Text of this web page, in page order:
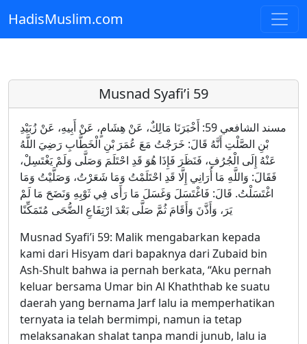
Skip to main content
HadisMuslim.com
Musnad Syafi’i 59
مسند الشافعي 59: أَخْبَرَنَا مَالِكٌ، عَنْ هِشَامٍ، عَنْ أَبِيهِ، عَنْ زُبَيْدِ
بْنِ الصَّلْتِ أَنَّهُ قَالَ: خَرَجْتُ مَعَ عُمَرَ بْنِ الْخَطَّابِ رَضِيَ اللَّهُ
عَنْهُ إِلَى الْجُرُفِ، فَنَظَرَ فَإِذَا هُوَ قَدِ احْتَلَمَ وَصَلَّى وَلَمْ يَغْتَسِلْ،
فَقَالَ: وَاللَّهِ مَا أُرَانِي إِلَّا قَدِ احْتَلَمْتُ وَمَا شَعَرْتُ، وَصَلَّيْتُ وَمَا
اغْتَسَلْتُ. قَالَ: فَاغْتَسَلَ وَغَسَلَ مَا رَأَى فِي ثَوْبِهِ وَنَضَحَ مَا لَمْ
يَرَ، وَأَذَّنَ وَأَقَامَ ثُمَّ صَلَّى بَعْدَ ارْتِفَاعِ الضُّحَى مُتَمَكِّنًا
Musnad Syafi’i 59: Malik mengabarkan kepada
kami dari Hisyam dari bapaknya dari Zubaid bin
Ash-Shult bahwa ia pernah berkata, “Aku pernah
keluar bersama Umar bin Al Khaththab ke suatu
daerah yang bernama Jarf lalu ia memperhatikan
ternyata ia telah bermimpi, namun ia tetap
melaksanakan shalat tanpa mandi junub, lalu ia